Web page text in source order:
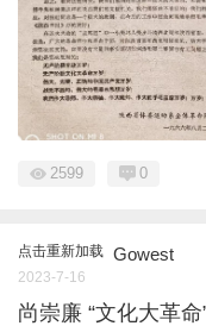
2599 0
点击重新加载 Gowest
2023-7-16
尚崇廉 “文化大革